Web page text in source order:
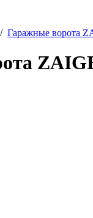
/ Гаражные ворота